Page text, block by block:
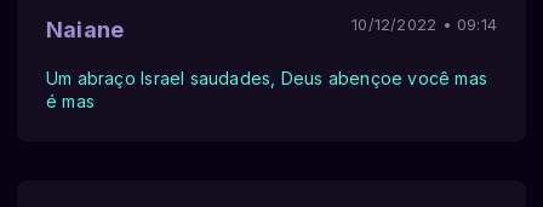
Naiane 10/12/2022 • 09:14
Um abraço Israel saudades, Deus abençoe você mas
é mas